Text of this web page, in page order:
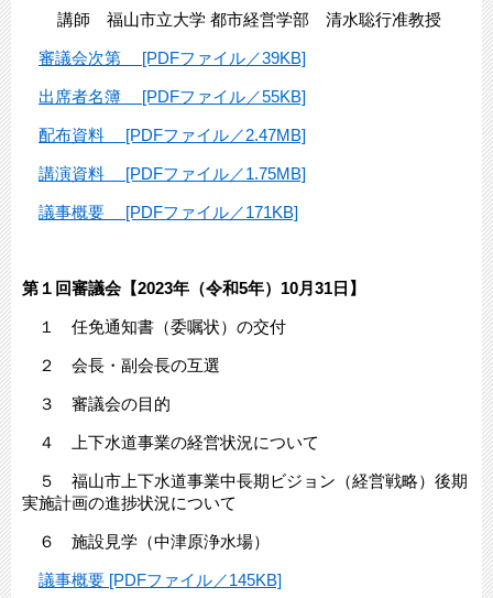
講師 福山市立大学 都市経営学部 清水聡行准教授
審議会次第 [PDFファイル／39KB]
出席者名簿 [PDFファイル／55KB]
配布資料 [PDFファイル／2.47MB]
講演資料 [PDFファイル／1.75MB]
議事概要 [PDFファイル／171KB]
第１回審議会【2023年（令和5年）10月31日】
１ 任免通知書（委嘱状）の交付
２ 会長・副会長の互選
３ 審議会の目的
４ 上下水道事業の経営状況について
５ 福山市上下水道事業中長期ビジョン（経営戦略）後期
実施計画の進捗状況について
６ 施設見学（中津原浄水場）
議事概要 [PDFファイル／145KB]